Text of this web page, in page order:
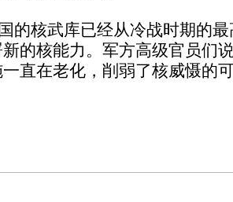
核武库已经从冷战时期的最
的核能力。军方高级官员们
直在老化，削弱了核威慑的